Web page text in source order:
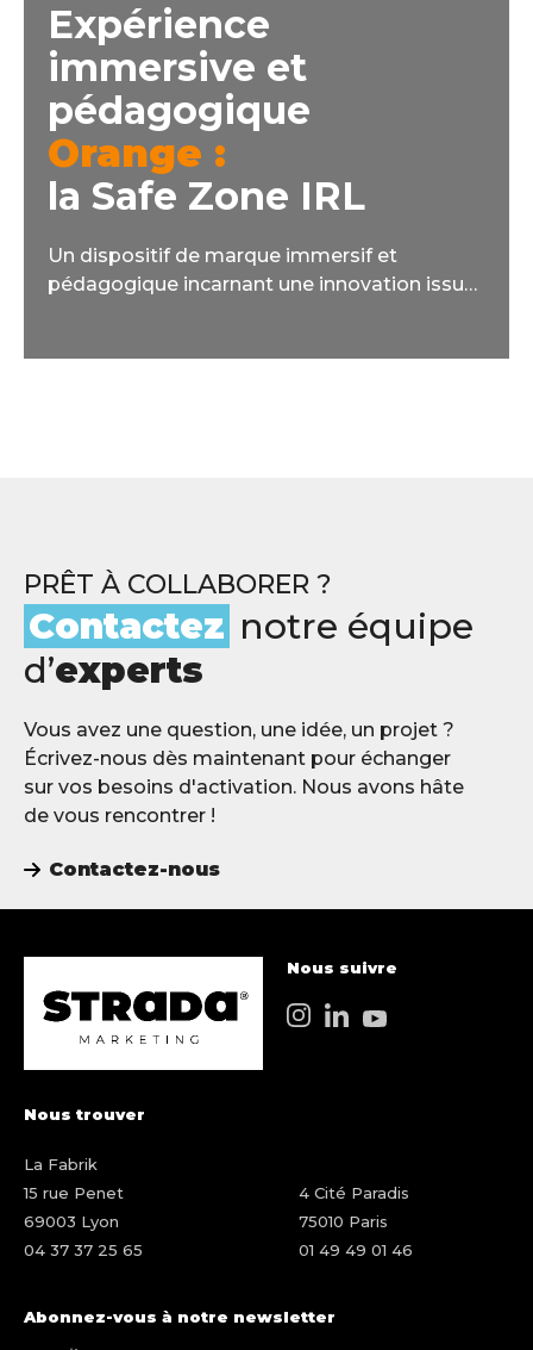
Expérience
immersive et
pédagogique
Orange :
la Safe Zone IRL
Un dispositif de marque immersif et
pédagogique incarnant une innovation issue
PRÊT À COLLABORER ?
Contactez notre équipe
d’experts
Vous avez une question, une idée, un projet ?
Écrivez-nous dès maintenant pour échanger
sur vos besoins d'activation. Nous avons hâte
de vous rencontrer !
Contactez-nous
Nous suivre
Nous trouver
La Fabrik
15 rue Penet
69003 Lyon
04 37 37 25 65
4 Cité Paradis
75010 Paris
01 49 49 01 46
Abonnez-vous à notre newsletter